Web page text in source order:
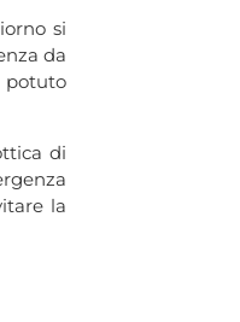
si
da
potuto
di
la